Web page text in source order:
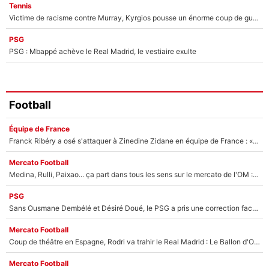
Tennis
Victime de racisme contre Murray, Kyrgios pousse un énorme coup de gueule !
PSG
PSG : Mbappé achève le Real Madrid, le vestiaire exulte
Football
Équipe de France
Franck Ribéry a osé s'attaquer à Zinedine Zidane en équipe de France : «Je n'aurais jamais fait ça»
Mercato Football
Medina, Rulli, Paixao... ça part dans tous les sens sur le mercato de l'OM : Frank McCourt va enfin récupérer l'argent qu'il attend ?
PSG
Sans Ousmane Dembélé et Désiré Doué, le PSG a pris une correction face à Majorque : Luis Enrique attend avec impatience des renforts !
Mercato Football
Coup de théâtre en Espagne, Rodri va trahir le Real Madrid : Le Ballon d'Or a choisi de signer au FC Barcelone !
Mercato Football